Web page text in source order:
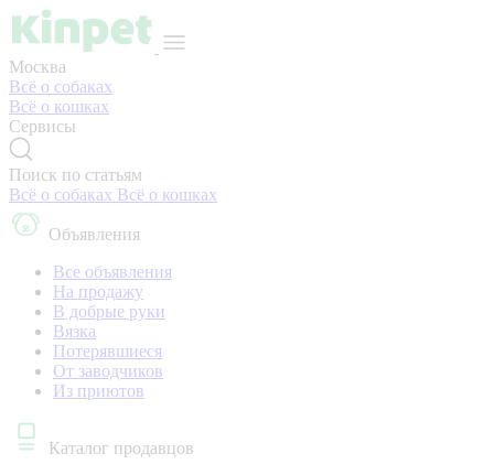
Москва
Всё о собаках
Всё о кошках
Сервисы
Поиск по статьям
Всё о собаках Всё о кошках
Объявления
Все объявления
На продажу
В добрые руки
Вязка
Потерявшиеся
От заводчиков
Из приютов
Каталог продавцов